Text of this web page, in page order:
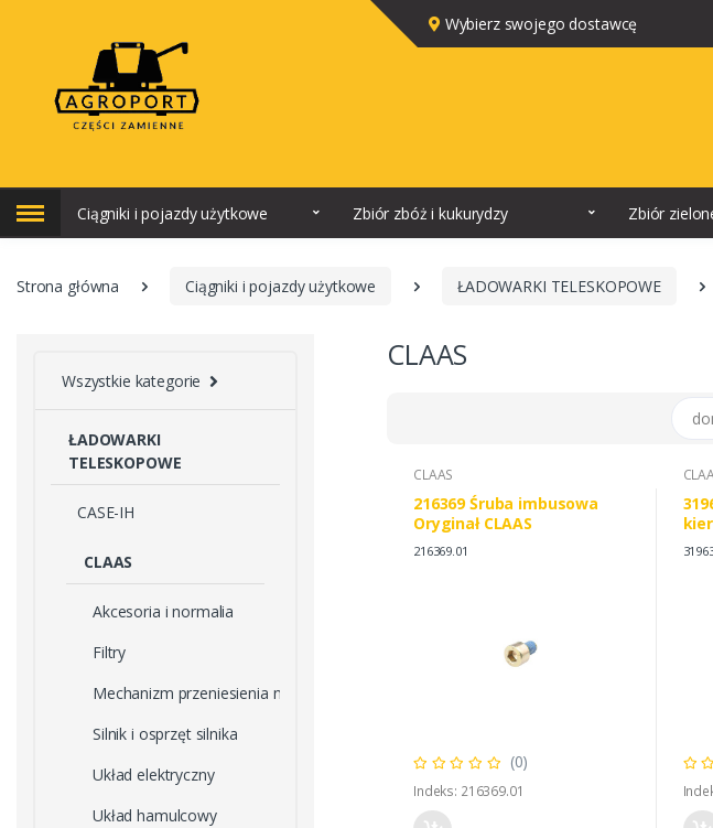
Wybierz swojego dostawcę
Ciągniki i pojazdy użytkowe Zbiór zbóż i kukurydzy Zbiór
Strona główna Ciągniki i pojazdy użytkowe ŁADOWARKI TELESKOPOWE
Wszystkie kategorie
ŁADOWARKI
TELESKOPOWE
CASE-IH
CLAAS
Akcesoria i normalia
Filtry
Mechanizm przeniesienia napędu
Silnik i osprzęt silnika
Układ elektryczny
Układ hamulcowy
CLAAS
CLAAS
216369 Śruba imbusowa
Oryginał CLAAS
216369.01
(0)
Indeks: 216369.01